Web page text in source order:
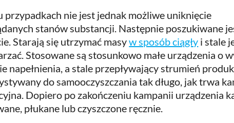
przypadkach nie jest jednak możliwe uniknięcie
stanów substancji. Następnie poszukiwane
Starają się utrzymać masyw sposób ciągły i stale
Stosowane są stosunkowo małe urządzenia o
napełnienia, a stale przepływający strumień
do samooczyszczania tak długo, jak trwa
Dopiero po zakończeniu kampanii urządzenia
płukane lub czyszczone ręcznie.